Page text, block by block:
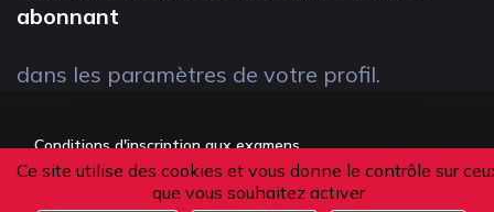
Ce site utilise des cookies et vous donne le contrôle sur
que vous souhaitez activer
abonnant
dans les paramètres de votre profil.
Conditions d'inscription aux examens
Politique de confidentialité